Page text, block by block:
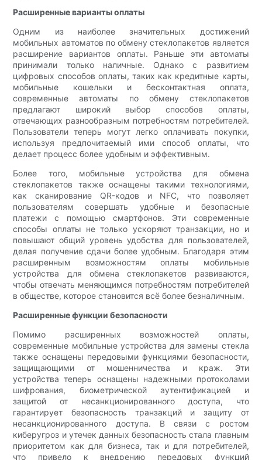
Расширенные варианты оплаты
Одним из наиболее значительных достижений
мобильных автоматов по обмену стеклопакетов является
расширение вариантов оплаты. Раньше эти автоматы
принимали только наличные. Однако с развитием
цифровых способов оплаты, таких как кредитные карты,
мобильные кошельки и бесконтактная оплата,
современные автоматы по обмену стеклопакетов
предлагают широкий выбор способов оплаты,
отвечающих разнообразным потребностям потребителей.
Пользователи теперь могут легко оплачивать покупки,
используя предпочитаемый ими способ оплаты, что
делает процесс более удобным и эффективным.
Более того, мобильные устройства для обмена
стеклопакетов также оснащены такими технологиями,
как сканирование QR-кодов и NFC, что позволяет
пользователям совершать удобные и безопасные
платежи с помощью смартфонов. Эти современные
способы оплаты не только ускоряют транзакции, но и
повышают общий уровень удобства для пользователей,
делая получение сдачи более удобным. Благодаря этим
расширенным возможностям оплаты мобильные
устройства для обмена стеклопакетов развиваются,
чтобы отвечать меняющимся потребностям потребителей
в обществе, которое становится всё более безналичным.
Расширенные функции безопасности
Помимо расширенных возможностей оплаты,
современные мобильные устройства для замены стекла
также оснащены передовыми функциями безопасности,
защищающими от мошенничества и краж. Эти
устройства теперь оснащены надежными протоколами
шифрования, биометрической аутентификацией и
защитой от несанкционированного доступа, что
гарантирует безопасность транзакций и защиту от
несанкционированного доступа. В связи с ростом
киберугроз и утечек данных безопасность стала главным
приоритетом как для бизнеса, так и для потребителей,
что привело к внедрению передовых функций